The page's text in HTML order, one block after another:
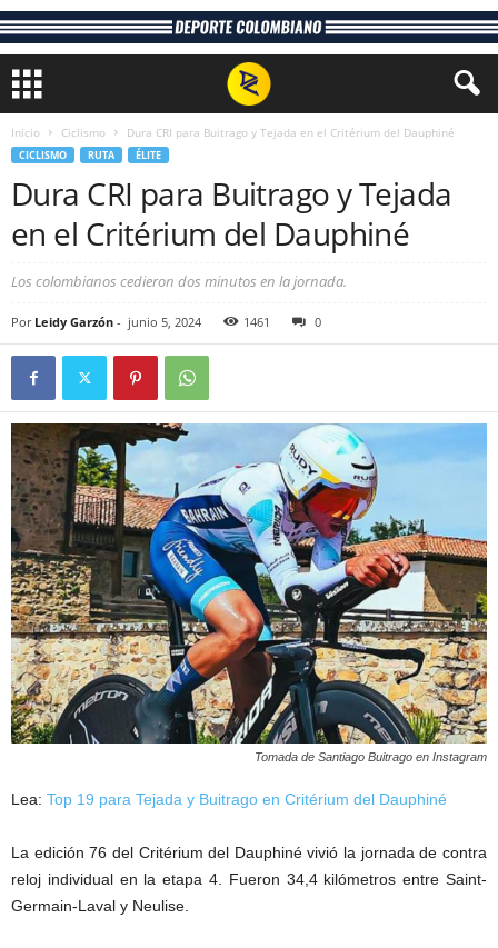
Inicio Ciclismo Dura CRI para Buitrago y Tejada en el Critérium del Dauphiné
CICLISMO RUTA ÉLITE
Dura CRI para Buitrago y Tejada
en el Critérium del Dauphiné
Los colombianos cedieron dos minutos en la jornada.
Por Leidy Garzón - junio 5, 2024 1461 0
Tomada de Santiago Buitrago en Instagram
Lea: Top 19 para Tejada y Buitrago en Critérium del Dauphiné
La edición 76 del Critérium del Dauphiné vivió la jornada de contra
reloj individual en la etapa 4. Fueron 34,4 kilómetros entre Saint-
Germain-Laval y Neulise.